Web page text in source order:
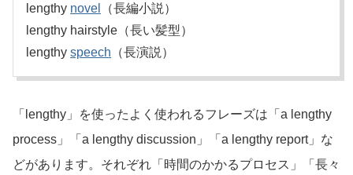
lengthy novel
（長編小説）
lengthy hairstyle（長い髪型）
lengthy speech （長演説）
「lengthy」を使ったよく使われるフレーズは「a lengthy
process」「a lengthy discussion」「a lengthy report」な
どがあります。それぞれ「時間のかかるプロセス」「長々